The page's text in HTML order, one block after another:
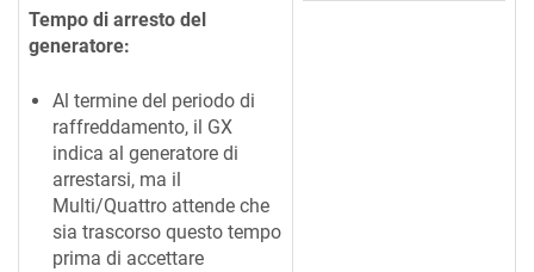
Tempo di arresto del
generatore:
Al termine del periodo di
raffreddamento, il GX
indica al generatore di
arrestarsi, ma il
Multi/Quattro attende che
sia trascorso questo tempo
prima di accettare